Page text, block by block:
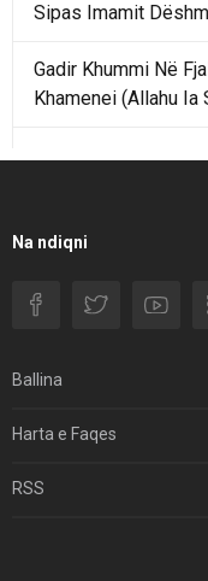
Sipas Imamit
Gadir Khummi Në
Khamenei (Allahu
Një Rend Rajonal I
Filmi I Shkurtër
Na ndiqni
Ballina
Harta e Faqes
RSS